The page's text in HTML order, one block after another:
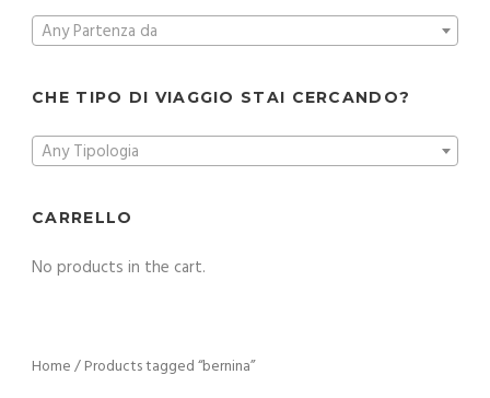
Any Partenza da
CHE TIPO DI VIAGGIO STAI CERCANDO?
Any Tipologia
CARRELLO
No products in the cart.
Home/ Products tagged “bernina”